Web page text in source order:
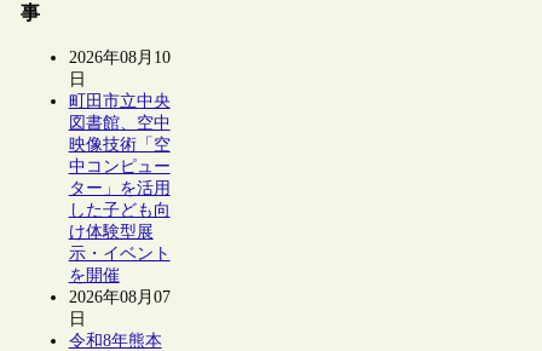
事
2026年08月10
日
町田市立中央
図書館、空中
映像技術「空
中コンピュー
ター」を活用
した子ども向
け体験型展
示・イベント
を開催
2026年08月07
日
令和8年熊本